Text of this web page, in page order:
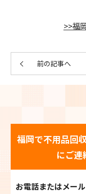
>>福
前の記事へ
福岡で不用品回
にご連
お電話またはメー